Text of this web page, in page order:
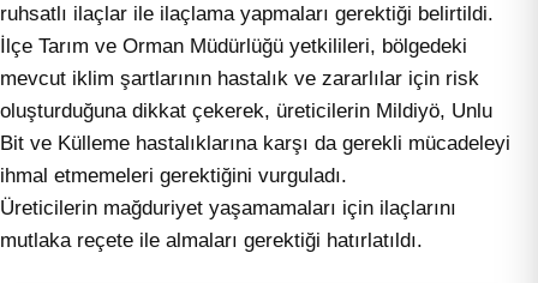
ruhsatlı ilaçlar ile ilaçlama yapmaları gerektiği belirtildi.
İlçe Tarım ve Orman Müdürlüğü yetkilileri, bölgedeki
mevcut iklim şartlarının hastalık ve zararlılar için risk
oluşturduğuna dikkat çekerek, üreticilerin Mildiyö, Unlu
Bit ve Külleme hastalıklarına karşı da gerekli mücadeleyi
ihmal etmemeleri gerektiğini vurguladı.
Üreticilerin mağduriyet yaşamamaları için ilaçlarını
mutlaka reçete ile almaları gerektiği hatırlatıldı.